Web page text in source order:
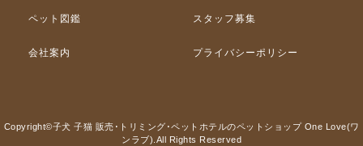
ペット図鑑 スタッフ募集
会社案内 プライバシーポリシー
Copyright©子犬 子猫 販売･トリミング･ペットホテルのペットショップ One Love(ワ
ンラブ).All Rights Reserved